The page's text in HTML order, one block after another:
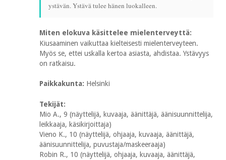
ystävän. Ystävä tulee hänen luokalleen.
Miten elokuva käsittelee mielenterveyttä:
Kiusaaminen vaikuttaa kielteisesti mielenterveyteen.
Myös se, ettei uskalla kertoa asiasta, ahdistaa. Ystävyys
on ratkaisu.
Paikkakunta: Helsinki
Tekijät:
Mio A., 9 (näyttelijä, kuvaaja, äänittäjä, äänisuunnittelija,
leikkaaja, käsikirjoittaja)
Vieno K., 10 (näyttelijä, ohjaaja, kuvaaja, äänittäjä,
äänisuunnittelija, puvustaja/maskeeraaja)
Robin R., 10 (näyttelijä, ohjaaja, kuvaaja, äänittäjä,